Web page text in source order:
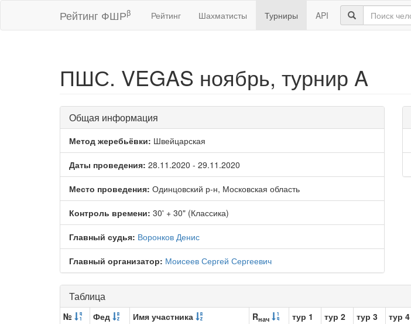
Рейтинг ФШРβ Рейтинг Шахматисты Турниры API
ПШС. VEGAS ноябрь, турнир A
Общая информация
Метод жеребьёвки: Швейцарская
Даты проведения: 28.11.2020 - 29.11.2020
Место проведения: Одинцовский р-н, Московская область
Контроль времени: 30' + 30" (Классика)
Главный судья: Воронков Денис
Главный организатор: Моисеев Сергей Сергеевич
Таблица
№ Фед Имя участника Rнач тур 1 тур 2 тур 3 тур 4